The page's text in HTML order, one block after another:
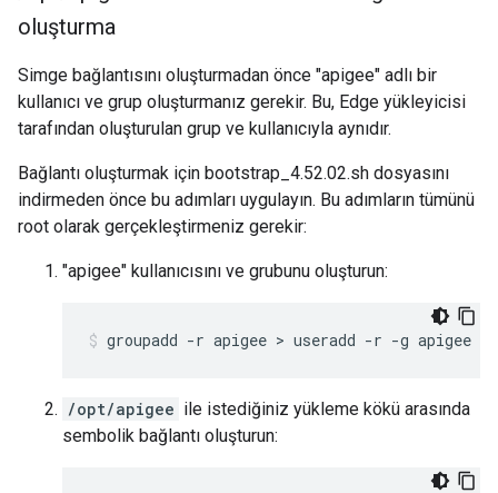
oluşturma
Simge bağlantısını oluşturmadan önce "apigee" adlı bir
kullanıcı ve grup oluşturmanız gerekir. Bu, Edge yükleyicisi
tarafından oluşturulan grup ve kullanıcıyla aynıdır.
Bağlantı oluşturmak için bootstrap_4.52.02.sh dosyasını
indirmeden önce bu adımları uygulayın. Bu adımların tümünü
root olarak gerçekleştirmeniz gerekir:
"apigee" kullanıcısını ve grubunu oluşturun:
groupadd -r apigee > useradd -r -g apigee
/opt/apigee ile istediğiniz yükleme kökü arasında
sembolik bağlantı oluşturun: